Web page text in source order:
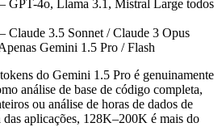
GPT-4o, Llama 3.1, Mistral Large todos
Claude 3.5 Sonnet / Claude 3 Opus
Gemini 1.5 Pro / Flash
do Gemini 1.5 Pro é genuinamente
análise de base de código completa,
ou análise de horas de dados de
das aplicações, 128K–200K é mais do